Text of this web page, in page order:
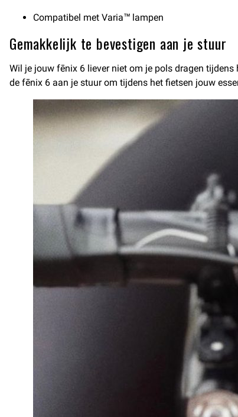
Compatibel met Varia™ lampen
Gemakkelijk te bevestigen aan je stuur
Wil je jouw fēnix 6 liever niet om je pols dragen
de fēnix 6 aan je stuur om tijdens het fietsen jouw